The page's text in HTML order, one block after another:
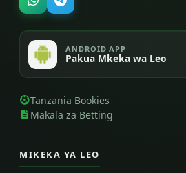
ANDROID APP
Pakua Mkeka wa Leo
Tanzania Bookies
Makala za Betting
MIKEKA YA LEO